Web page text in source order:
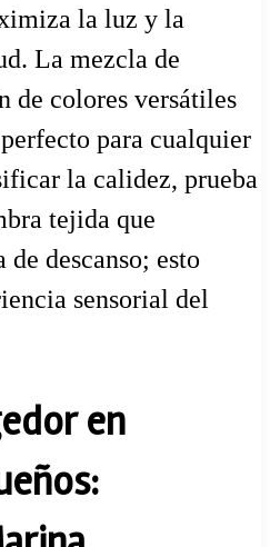
la luz y la
La mezcla de
de colores versátiles
para cualquier
la calidez, prueba
tejida que
descanso; esto
sensorial del
en